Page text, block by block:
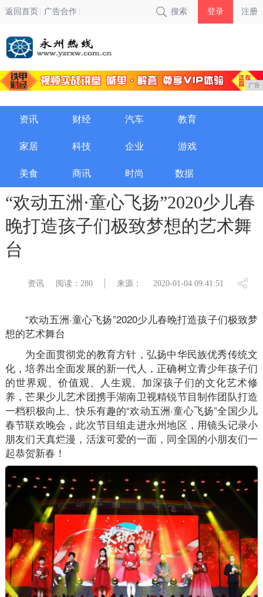
返回首页 广告合作 搜索 登录 注册
广告
资讯 财经 汽车 教育
家居 科技 企业 游戏
美食 商讯 时尚 数据
“欢动五洲·童心飞扬”2020少儿春
晚打造孩子们极致梦想的艺术舞
台
资讯 阅读：280 来源： 2020-01-04 09:41:51
“欢动五洲·童心飞扬”2020少儿春晚打造孩子们极致梦
想的艺术舞台
为全面贯彻党的教育方针，弘扬中华民族优秀传统文
化，培养出全面发展的新一代人，正确树立青少年孩子们
的世界观、价值观、人生观、加深孩子们的文化艺术修
养，芒果少儿艺术团携手湖南卫视精锐节目制作团队打造
一档积极向上、快乐有趣的“欢动五洲·童心飞扬”全国少儿
春节联欢晚会，此次节目组走进永州地区，用镜头记录小
朋友们天真烂漫，活泼可爱的一面，同全国的小朋友们一
起恭贺新春！